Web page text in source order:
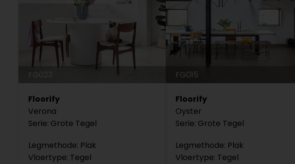
FG023
Floorify
Verona
Serie: Grote Tegel
Legmethode: Plak
Vloertype: Tegel
FG015
Floorify
Oyster
Serie: Grote Tegel
Legmethode: Plak
Vloertype: Tegel